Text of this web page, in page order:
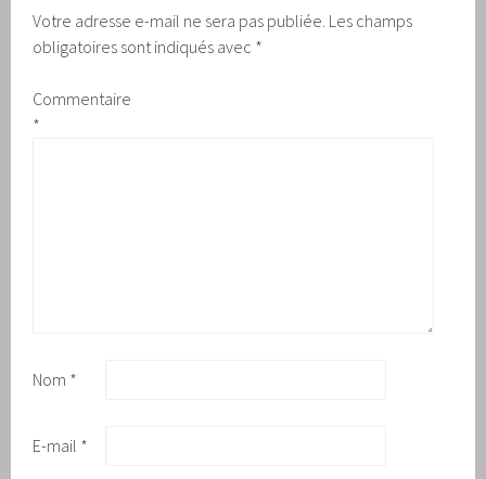
Votre adresse e-mail ne sera pas publiée. Les champs
obligatoires sont indiqués avec *
Commentaire
*
Nom *
E-mail *